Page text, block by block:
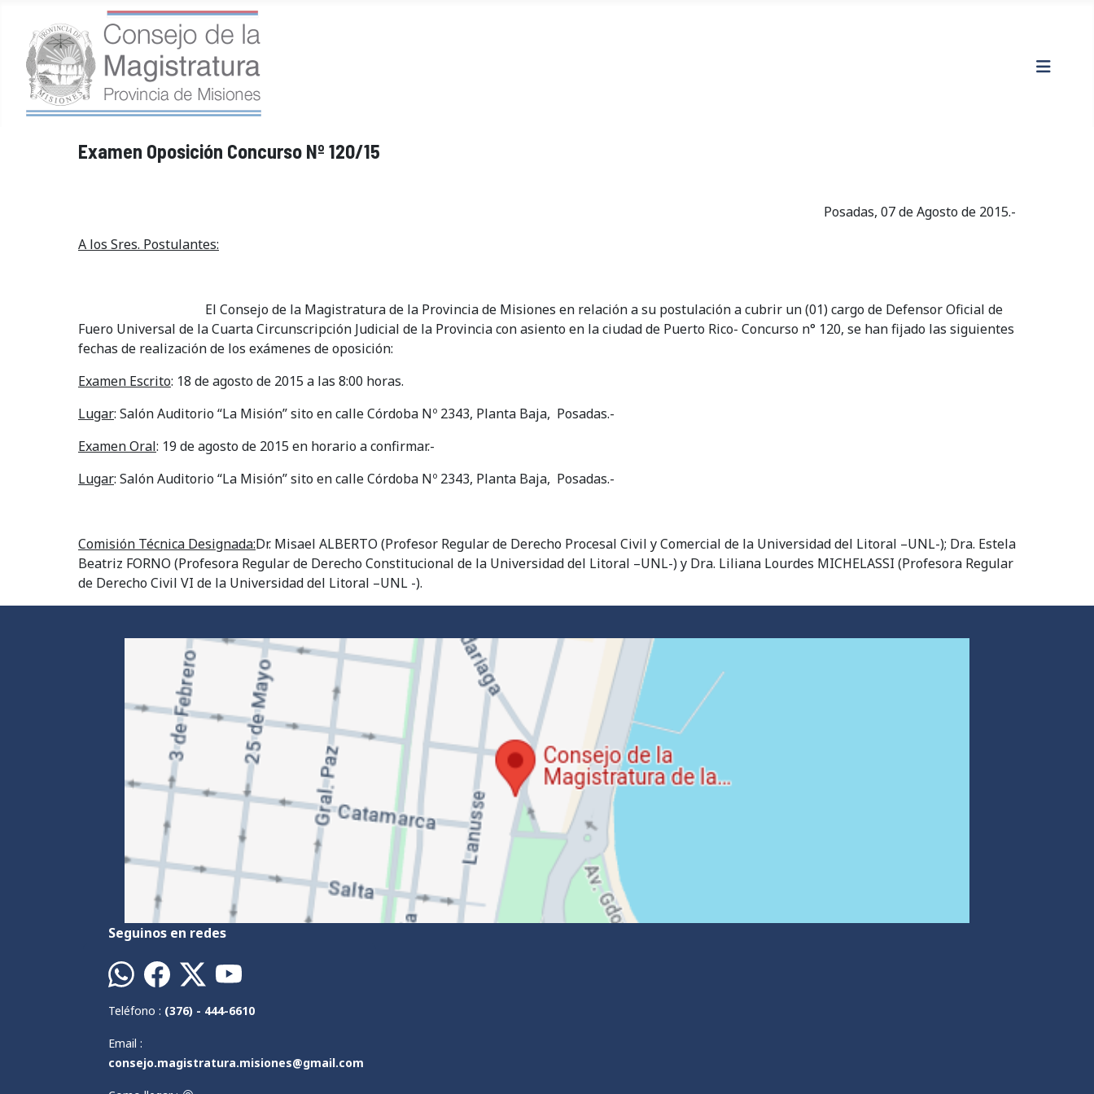
Examen Oposición Concurso Nº 120/15
Posadas, 07 de Agosto de 2015.-
A los Sres. Postulantes:
El Consejo de la Magistratura de la Provincia de Misiones en relación a su postulación a cubrir un (01) cargo de Defensor Oficial de
Fuero Universal de la Cuarta Circunscripción Judicial de la Provincia con asiento en la ciudad de Puerto Rico- Concurso n° 120, se han fijado las siguientes
fechas de realización de los exámenes de oposición:
Examen Escrito: 18 de agosto de 2015 a las 8:00 horas.
Lugar: Salón Auditorio “La Misión” sito en calle Córdoba Nº 2343, Planta Baja, Posadas.-
Examen Oral: 19 de agosto de 2015 en horario a confirmar.-
Lugar: Salón Auditorio “La Misión” sito en calle Córdoba Nº 2343, Planta Baja, Posadas.-
Comisión Técnica Designada:Dr. Misael ALBERTO (Profesor Regular de Derecho Procesal Civil y Comercial de la Universidad del Litoral –UNL-); Dra. Estela
Beatriz FORNO (Profesora Regular de Derecho Constitucional de la Universidad del Litoral –UNL-) y Dra. Liliana Lourdes MICHELASSI (Profesora Regular
de Derecho Civil VI de la Universidad del Litoral –UNL -).
Seguinos en redes
Teléfono : (376) - 444-6610
Email :
consejo.magistratura.misiones@gmail.com